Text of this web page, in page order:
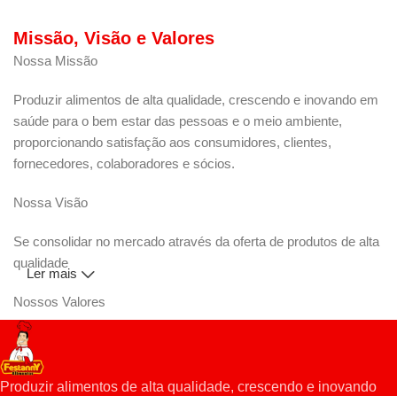
Missão, Visão e Valores
Nossa Missão
Produzir alimentos de alta qualidade, crescendo e inovando em
saúde para o bem estar das pessoas e o meio ambiente,
proporcionando satisfação aos consumidores, clientes,
fornecedores, colaboradores e sócios.
Nossa Visão
Se consolidar no mercado através da oferta de produtos de alta
qualidade
Nossos Valores
- Ética
- Alta Qualidade
- Criatividade e Inovação
Ler mais
Produzir alimentos de alta qualidade, crescendo e inovando